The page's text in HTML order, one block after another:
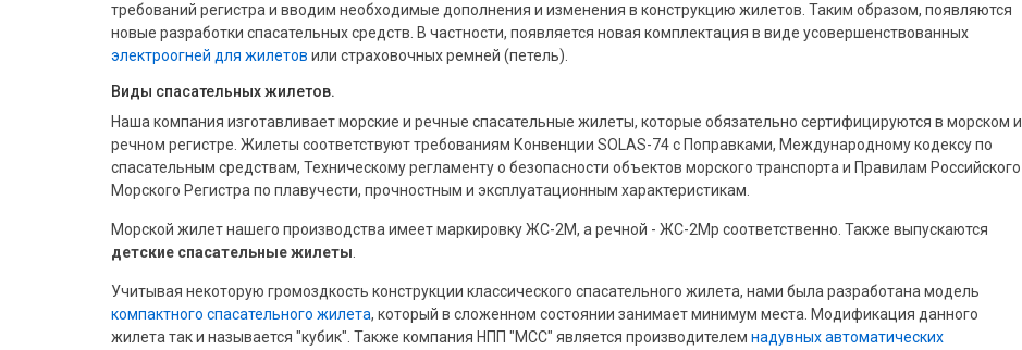
требований регистра и вводим необходимые дополнения и изменения в конструкцию жилетов. Таким образом, появляются
новые разработки спасательных средств. В частности, появляется новая комплектация в виде усовершенствованных
электроогней для жилетов или страховочных ремней (петель).
Виды спасательных жилетов.
Наша компания изготавливает морские и речные спасательные жилеты, которые обязательно сертифицируются в морском и
речном регистре. Жилеты соответствуют требованиям Конвенции SOLAS-74 с Поправками, Международному кодексу по
спасательным средствам, Техническому регламенту о безопасности объектов морского транспорта и Правилам Российского
Морского Регистра по плавучести, прочностным и эксплуатационным характеристикам.
Морской жилет нашего производства имеет маркировку ЖС-2М, а речной - ЖС-2Мр соответственно. Также выпускаются
детские спасательные жилеты
Учитывая некоторую громоздкость конструкции классического спасательного жилета, нами была разработана модель
компактного спасательного жилета, который в сложенном состоянии занимает минимум места. Модификация данного
жилета так и называется "кубик". Также компания НПП "МСС" является производителем надувных автоматических